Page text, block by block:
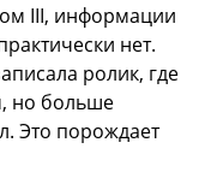
III, информации
нет.
ролик, где
но больше
Это порождает